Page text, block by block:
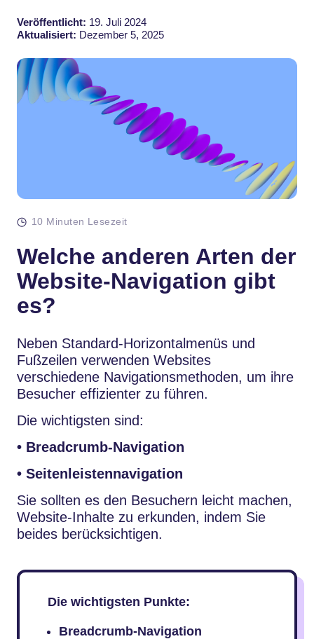
Veröffentlicht: 19. Juli 2024
Aktualisiert: Dezember 5, 2025
10 Minuten Lesezeit
Welche anderen Arten der
Website-Navigation gibt
es?
Neben Standard-Horizontalmenüs und
Fußzeilen verwenden Websites
verschiedene Navigationsmethoden, um ihre
Besucher effizienter zu führen.
Die wichtigsten sind:
• Breadcrumb-Navigation
• Seitenleistennavigation
Sie sollten es den Besuchern leicht machen,
Website-Inhalte zu erkunden, indem Sie
beides berücksichtigen.
Die wichtigsten Punkte:
Breadcrumb-Navigation